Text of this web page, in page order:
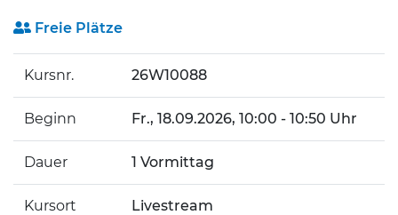
Freie Plätze
Kursnr. 26W10088
Beginn Fr., 18.09.2026, 10:00 - 10:50 Uhr
Dauer 1 Vormittag
Kursort Livestream